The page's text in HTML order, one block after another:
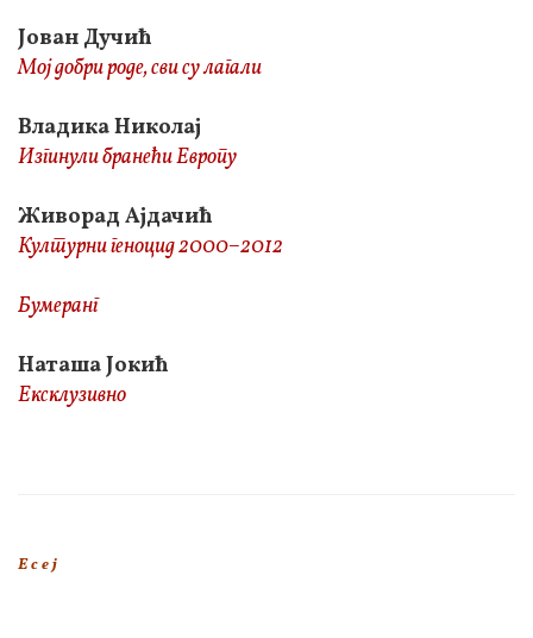
Јован Дучић
Мој добри роде, сви су лагали
Владика Николај
Изгинули бранећи Европу
Живорад Ајдачић
Културни геноцид 2000–2012
Бумеранг
Наташа Јокић
Ексклузивно
Е с е ј